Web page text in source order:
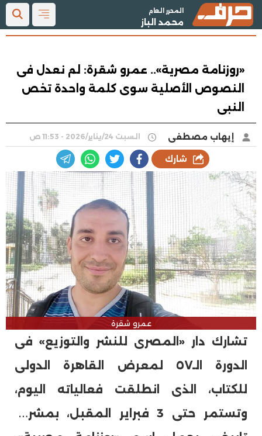
المحرر العام
محمد الباز
«روزنامة مصرية».. عمرو شقرة: لم نعدل فى
النصوص الأصلية سوى كلمة واحدة تخص
النبى
إيهاب مصطفى السبت 24/يناير/2026 - 11:53 ص
شارك
عمرو شقرة
تشارك دار «المصرى للنشر والتوزيع» فى
الدورة الـ٥٧ لمعرض القاهرة الدولى
للكتاب، الذى انطلقت فعالياته اليوم،
وتستمر حتى 3 فبراير المقبل، بمشروع